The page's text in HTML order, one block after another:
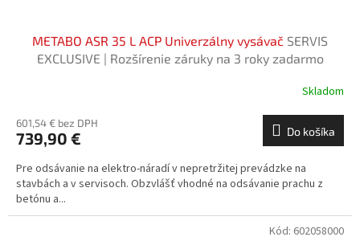
METABO ASR 35 L ACP Univerzálny vysávač SERVIS
EXCLUSIVE | Rozšírenie záruky na 3 roky zadarmo
Skladom
601,54 € bez DPH
739,90 € Do košíka
Pre odsávanie na elektro-náradí v nepretržitej prevádzke na
stavbách a v servisoch. Obzvlášť vhodné na odsávanie prachu z
betónu a...
Kód: 602058000